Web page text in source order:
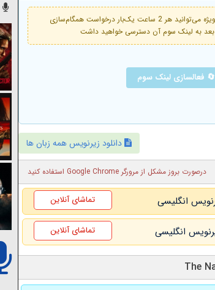
فعال است. با خرید اشتراک ویژه می‌توانید هر 2 ساعت یک‌بار درخواست همگام‌سازی
🔄 فعالسازی لینک سوم
دانلود زیرنویس همه زبان ها
درصورت بروز مشکل از مرورگر Google Chrome استفاده کنید
تماشای آنلاین
تماشای آنلاین